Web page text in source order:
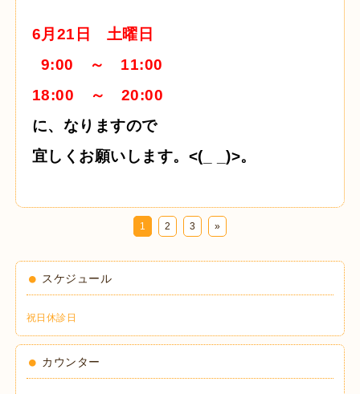
6月21日 土曜日
9:00 ～ 11:00
18:00 ～ 20:00
に、なりますので
宜しくお願いします。<(_ _)>。
1 2 3 »
スケジュール
祝日休診日
カウンター